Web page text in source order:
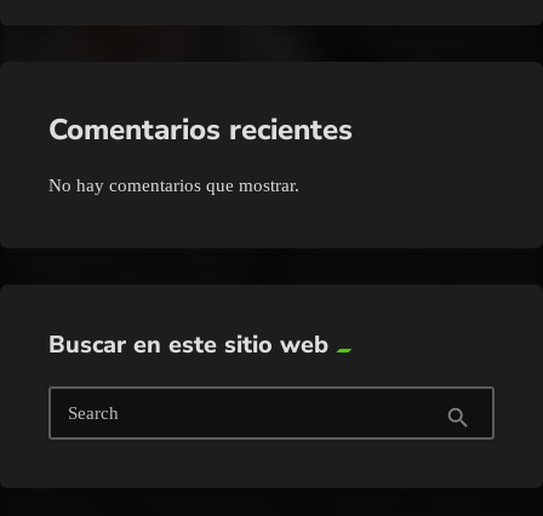
Comentarios recientes
No hay comentarios que mostrar.
Buscar en este sitio web
Search search